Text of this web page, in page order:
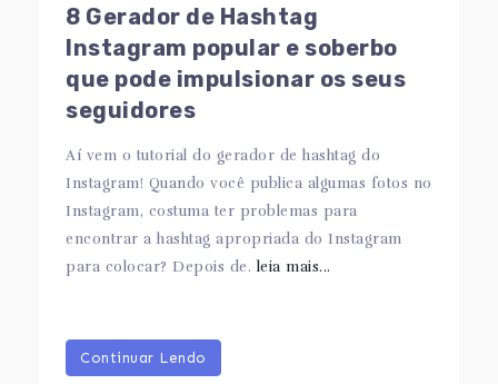
8 Gerador de Hashtag
Instagram popular e soberbo
que pode impulsionar os seus
seguidores
Aí vem o tutorial do gerador de hashtag do
Instagram! Quando você publica algumas fotos no
Instagram, costuma ter problemas para
encontrar a hashtag apropriada do Instagram
para colocar? Depois de. leia mais...
Continuar Lendo